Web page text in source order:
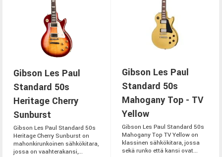
Gibson Les Paul
Standard 50s
Heritage Cherry
Sunburst
Gibson Les Paul Standard 50s
Heritage Cherry Sunburst on
mahonkirunkoinen sähkökitara,
jossa on vaahterakansi,...
Gibson Les Paul
Standard 50s
Mahogany Top - TV
Yellow
Gibson Les Paul Standard 50s
Mahogany Top TV Yellow on
klassinen sähkökitara, jossa
sekä runko että kansi ovat...